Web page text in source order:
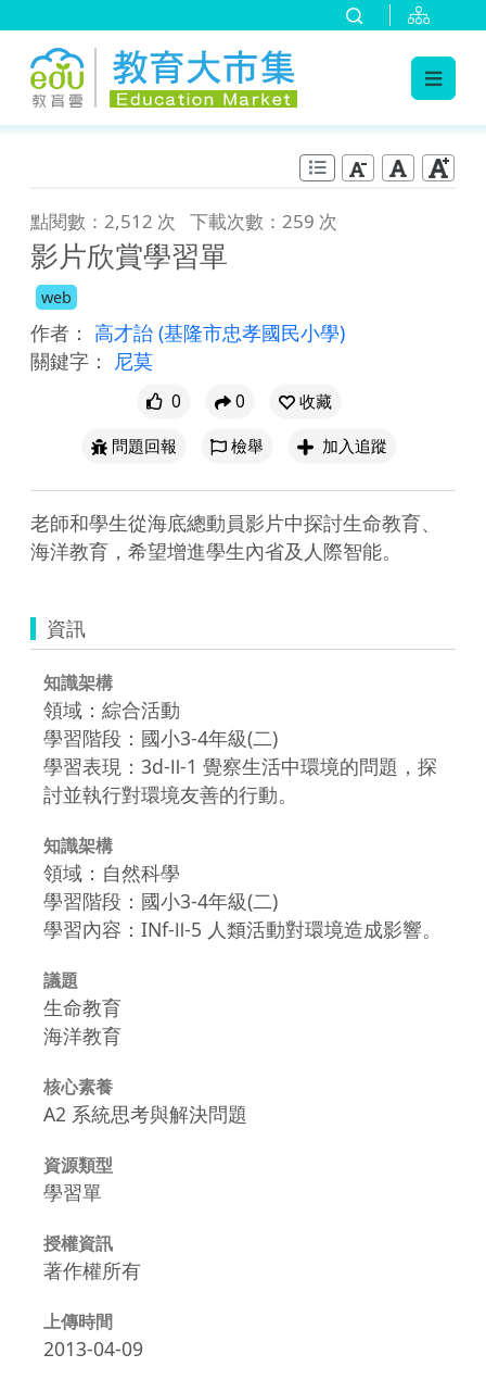
點閱數：2,512 次 下載次數：259 次
影片欣賞學習單
web
作者： 高才詒 (基隆市忠孝國民小學)
關鍵字：
尼莫
0 0
收藏
問題回報
檢舉 加入追蹤
老師和學生從海底總動員影片中探討生命教育、
海洋教育，希望增進學生內省及人際智能。
資訊
知識架構
領域：綜合活動
學習階段：國小3-4年級(二)
學習表現：3d-Ⅱ-1 覺察生活中環境的問題，探
討並執行對環境友善的行動。
知識架構
領域：自然科學
學習階段：國小3-4年級(二)
學習內容：INf-Ⅱ-5 人類活動對環境造成影響。
議題
生命教育
海洋教育
核心素養
A2 系統思考與解決問題
資源類型
學習單
授權資訊
著作權所有
上傳時間
2013-04-09